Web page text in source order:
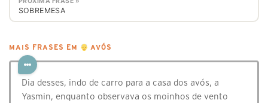
SOBREMESA
MAIS FRASES EM AVÓS
Dia desses, indo de carro para a casa dos avós, a
Yasmin, enquanto observava os moinhos de vento